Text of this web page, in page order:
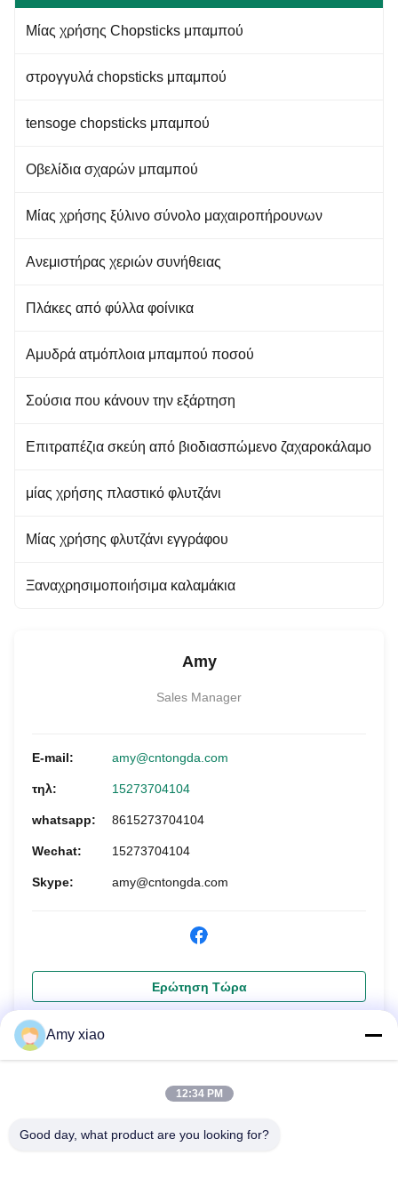
Roller Tool Sushi Making Tool
Maker Set Kit for Beginner
Features: 1. natural aucklandia,
mildew.
Rolling sushi making Features:
1. natural aucklandia,
and durable 3.suitable
Μίας χρήσης Chopsticks μπαμπού
στρογγυλά chopsticks μπαμπού
tensoge chopsticks μπαμπού
Οβελίδια σχαρών μπαμπού
Μίας χρήσης ξύλινο σύνολο μαχαιροπήρουνων
Ανεμιστήρας χεριών συνήθειας
Πλάκες από φύλλα φοίνικα
Αμυδρά ατμόπλοια μπαμπού ποσού
Σούσια που κάνουν την εξάρτηση
Επιτραπέζια σκεύη από βιοδιασπώμενο ζαχαροκάλαμο
μίας χρήσης πλαστικό φλυτζάνι
Μίας χρήσης φλυτζάνι εγγράφου
Ξαναχρησιμοποιήσιμα καλαμάκια
Amy
Sales Manager
E-mail: amy@cntongda.com
τηλ: 15273704104
whatsapp: 8615273704104
Wechat: 15273704104
Skype: amy@cntongda.com
Ερώτηση Τώρα
Amy xiao
12:34 PM
Good day, what product are you looking for?